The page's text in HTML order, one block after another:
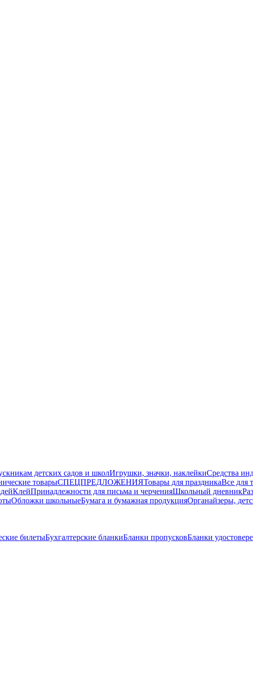
детских садов и школИгрушки, значки, наклейкиСредства
товарыСПЕЦПРЕДЛОЖЕНИЯТовары для праздникаВсе для
КлейПринадлежности для письма и черченияШкольный дневник
Обложки школьныеБумага и бумажная продукцияОрганайзеры,
билетыБухгалтерские бланкиБланки пропусковБланки